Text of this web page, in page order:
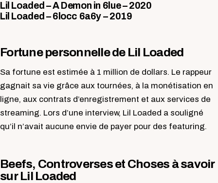
Lil Loaded – A Demon in 6lue – 2020
Lil Loaded – 6locc 6a6y – 2019
Fortune personnelle de Lil Loaded
Sa fortune est estimée à 1 million de dollars. Le rappeur
gagnait sa vie grâce aux tournées, à la monétisation en
ligne, aux contrats d’enregistrement et aux services de
streaming. Lors d’une interview, Lil Loaded a souligné
qu’il n’avait aucune envie de payer pour des featuring.
Beefs, Controverses et Choses à savoir
sur Lil Loaded